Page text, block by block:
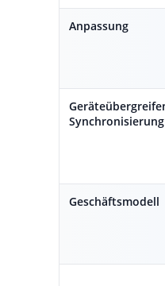
Anpassung
Synchronisierung
Geschäftsmodell